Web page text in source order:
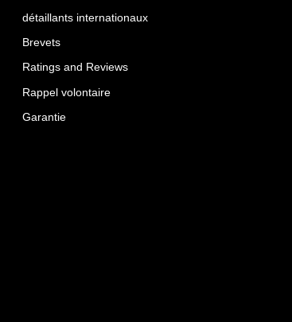
détaillants internationaux
Brevets
Ratings and Reviews
Rappel volontaire
Garantie